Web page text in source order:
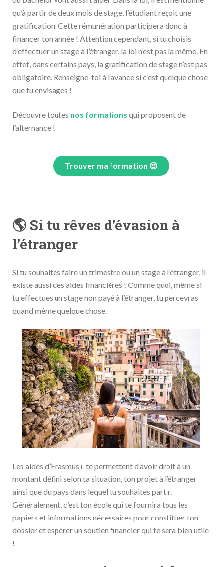
qu’à partir de deux mois de stage, l’étudiant reçoit une
gratification. Cette rémunération participera donc à
financer ton année ! Attention cependant, si tu choisis
d’effectuer un stage à l’étranger, la loi n’est pas la même. En
effet, dans certains pays, la gratification de stage n’est pas
obligatoire. Renseigne-toi à l’avance si c’est quelque chose
que tu envisages !
Découvre toutes nos formations qui proposent de
l’alternance !
Trouver ma formation 😍
🌎 Si tu rêves d’évasion à
l’étranger
Si tu souhaites faire un trimestre ou un stage à l’étranger, il
existe aussi des aides financières ! Comme quoi, même si
tu effectues un stage non payé à l’étranger, tu percevras
quand même quelque chose.
Les aides d’Erasmus+ te permettent d’avoir droit à un
montant défini selon ta situation, ton projet à l’étranger
ainsi que du pays dans lequel tu souhaites partir.
Généralement, c’est ton école qui te fournira tous les
papiers et informations nécessaires pour constituer ton
dossier et espérer un soutien financier qui te sera bien utile
!